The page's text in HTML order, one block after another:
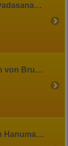
Einführung in Yoga von Sivadasananda
Mitteilungen eines Eremiten von Bruder Amo
Nektar des Entzückens von Hanumanprasad Poddar